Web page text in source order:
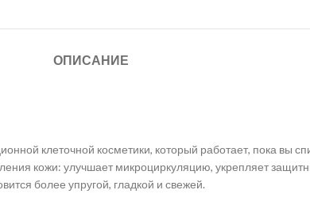
ОПИСАНИЕ
клеточной косметики, который работает, пока
кожи: улучшает микроциркуляцию, укрепляет
более упругой, гладкой и свежей.